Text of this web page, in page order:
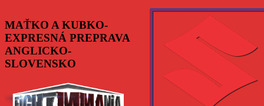
MAŤKO A KUBKO-
EXPRESNÁ PREPRAVA
ANGLICKO-
SLOVENSKO